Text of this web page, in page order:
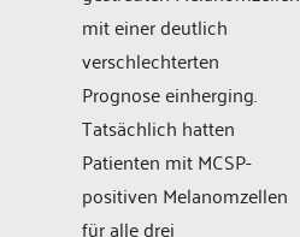
mit einer deutlich
verschlechterten
Prognose einherging.
Tatsächlich hatten
Patienten mit MCSP-
positiven Melanomzellen
für alle drei